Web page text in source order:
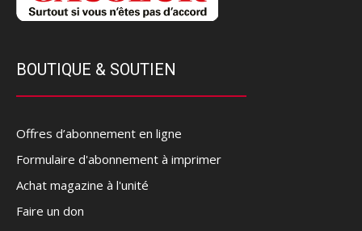
BOUTIQUE & SOUTIEN
Offres d’abonnement en ligne
Formulaire d'abonnement à imprimer
Achat magazine à l'unité
Faire un don